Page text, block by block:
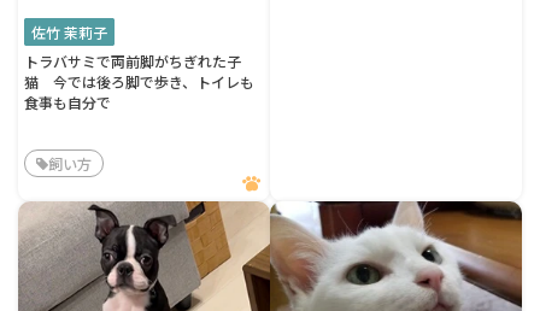
佐竹 茉莉子
トラバサミで両前脚がちぎれた子
猫 今では後ろ脚で歩き、トイレも
食事も自分で
飼い方